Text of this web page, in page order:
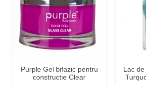
Purple Gel bifazic pentru
constructie Clear
Lac de